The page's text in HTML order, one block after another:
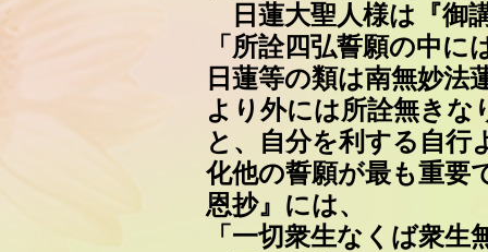
日蓮大聖人様は『御
「所詮四弘誓願の中
日蓮等の類は南無妙法
より外には所詮無きな
と、自分を利する自行
化他の誓願が最も重要
恩抄』には、
「一切衆生なくば衆